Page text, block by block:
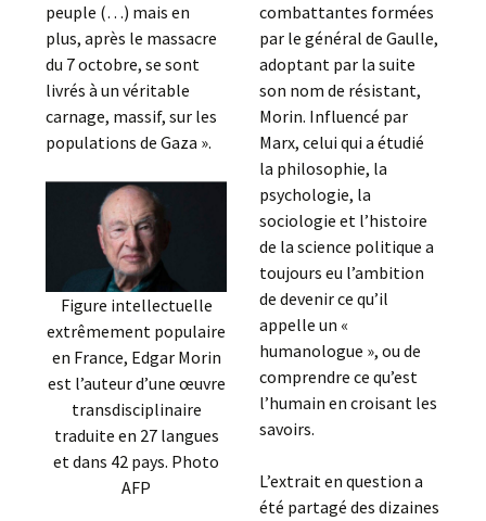
peuple (…) mais en
plus, après le massacre
du 7 octobre, se sont
livrés à un véritable
carnage, massif, sur les
populations de Gaza ».
Figure intellectuelle
extrêmement populaire
en France, Edgar Morin
est l’auteur d’une œuvre
transdisciplinaire
traduite en 27 langues
et dans 42 pays. Photo
AFP
combattantes formées
par le général de Gaulle,
adoptant par la suite
son nom de résistant,
Morin. Influencé par
Marx, celui qui a étudié
la philosophie, la
psychologie, la
sociologie et l’histoire
de la science politique a
toujours eu l’ambition
de devenir ce qu’il
appelle un «
humanologue », ou de
comprendre ce qu’est
l’humain en croisant les
savoirs.
L’extrait en question a
été partagé des dizaines